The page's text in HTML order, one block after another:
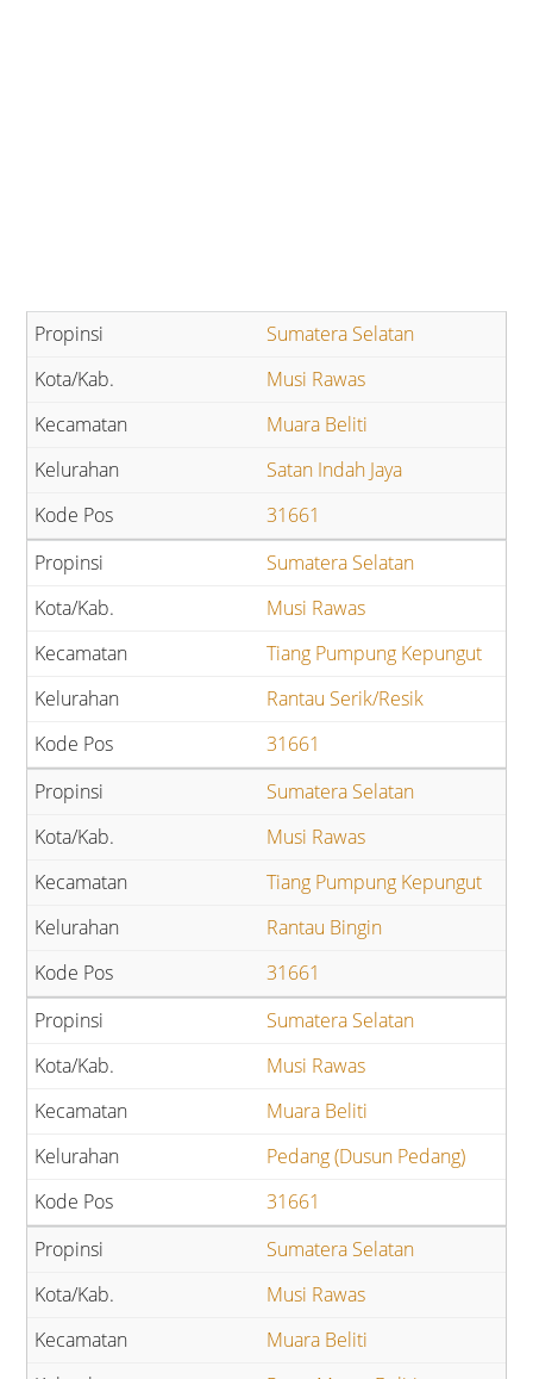
Sumatera Selatan
Musi Rawas
Muara Beliti
Satan Indah Jaya
31661
Sumatera Selatan
Musi Rawas
Tiang Pumpung Kepungut
Rantau Serik/Resik
31661
Sumatera Selatan
Musi Rawas
Tiang Pumpung Kepungut
Rantau Bingin
31661
Sumatera Selatan
Musi Rawas
Muara Beliti
Pedang (Dusun Pedang)
31661
Sumatera Selatan
Musi Rawas
Muara Beliti